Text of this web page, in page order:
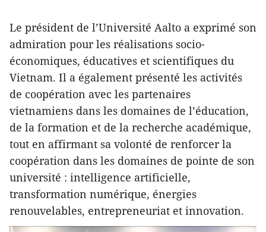
Le président de l’Université Aalto a exprimé son
admiration pour les réalisations socio-
économiques, éducatives et scientifiques du
Vietnam. Il a également présenté les activités
de coopération avec les partenaires
vietnamiens dans les domaines de l’éducation,
de la formation et de la recherche académique,
tout en affirmant sa volonté de renforcer la
coopération dans les domaines de pointe de son
université : intelligence artificielle,
transformation numérique, énergies
renouvelables, entrepreneuriat et innovation.